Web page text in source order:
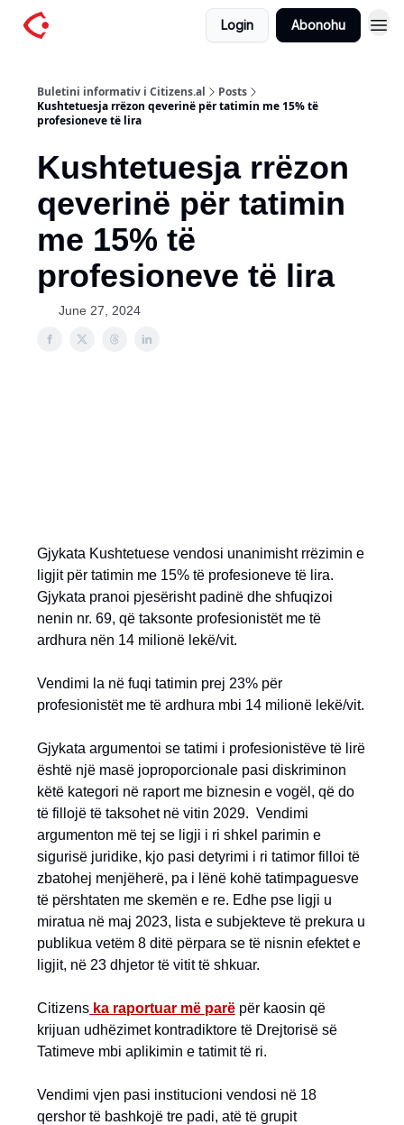
Login Abonohu
Buletini informativ i Citizens.al
Posts
Kushtetuesja rrëzon qeverinë për tatimin me 15% të
profesioneve të lira
Kushtetuesja rrëzon
qeverinë për tatimin
me 15% të
profesioneve të lira
June 27, 2024
Gjykata Kushtetuese vendosi unanimisht rrëzimin e
ligjit për tatimin me 15% të profesioneve të lira.
Gjykata pranoi pjesërisht padinë dhe shfuqizoi
nenin nr. 69, që taksonte profesionistët me të
ardhura nën 14 milionë lekë/vit.
Vendimi la në fuqi tatimin prej 23% për
profesionistët me të ardhura mbi 14 milionë lekë/vit.
Gjykata argumentoi se tatimi i profesionistëve të lirë
është një masë joproporcionale pasi diskriminon
këtë kategori në raport me biznesin e vogël, që do
të fillojë të taksohet në vitin 2029. Vendimi
argumenton më tej se ligji i ri shkel parimin e
sigurisë juridike, kjo pasi detyrimi i ri tatimor filloi të
zbatohej menjëherë, pa i lënë kohë tatimpaguesve
të përshtaten me skemën e re. Edhe pse ligji u
miratua në maj 2023, lista e subjekteve të prekura u
publikua vetëm 8 ditë përpara se të nisnin efektet e
ligjit, në 23 dhjetor të vitit të shkuar.
Citizens ka raportuar më parë për kaosin që
krijuan udhëzimet kontradiktore të Drejtorisë së
Tatimeve mbi aplikimin e tatimit të ri.
Vendimi vjen pasi institucioni vendosi në 18
qershor të bashkojë tre padi, atë të grupit